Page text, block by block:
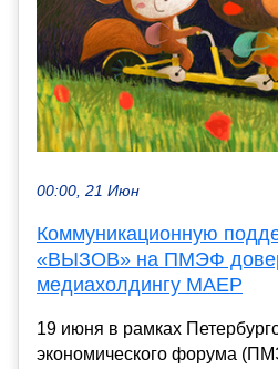
00:00, 21 Июн
Коммуникационную
«ВЫЗОВ» на ПМЭФ
медиахолдингу МАЕР
19 июня в рамках
экономического форума